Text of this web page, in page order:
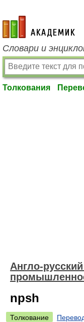
academic.ru
Словари и
Толкования
Англо-
npsh
Толкование